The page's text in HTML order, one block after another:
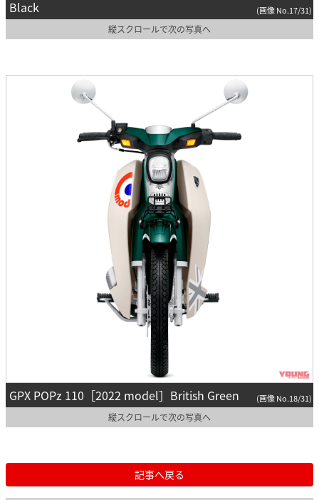
Black
(画像 No.17/31)
縦スクロールで次の写真へ
GPX POPz 110［2022 model］British Green (画像 No.18/31)
縦スクロールで次の写真へ
記事へ戻る